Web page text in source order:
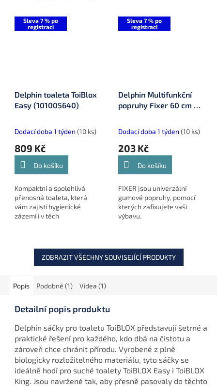
Sleva 7 % po
registraci
Delphin toaleta ToiBlox
Easy (101005640)
Dodací doba 1 týden (10 ks)
809 Kč
Do košíku
Kompaktní a spolehlivá
přenosná toaleta, která
vám zajistí hygienické
zázemí i v těch
Sleva 7 % po
registraci
Delphin Multifunkční
popruhy Fixer 60 cm 2
Dodací doba 1 týden (10 ks)
203 Kč
Do košíku
FIXER jsou univerzální
gumové popruhy, pomocí
kterých zafixujete vaši
výbavu.
ZOBRAZIT VŠECHNY SOUVISEJÍCÍ PRODUKTY
Popis Podobné (1) Videa (1)
Detailní popis produktu
Delphin sáčky pro toaletu ToiBLOX představují šetrné a
praktické řešení pro každého, kdo dbá na čistotu a
zároveň chce chránit přírodu. Vyrobené z plně
biologicky rozložitelného materiálu, tyto sáčky se
ideálně hodí pro suché toalety ToiBLOX Easy i ToiBLOX
King. Jsou navržené tak, aby přesně pasovaly do těchto